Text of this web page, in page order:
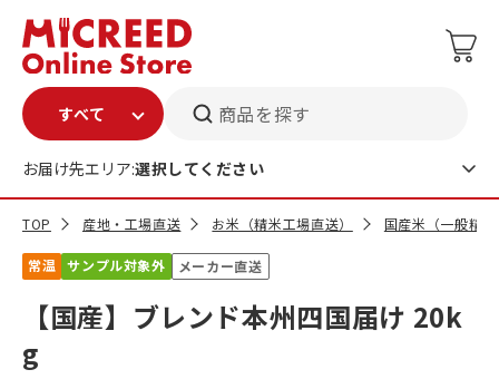
商品を探す
お届け先エリア:選択してください
TOP 産地・工場直送 お米（精米工場直送） 国産米（一般精
常温 サンプル対象外 メーカー直送
【国産】ブレンド本州四国届け 20k
g